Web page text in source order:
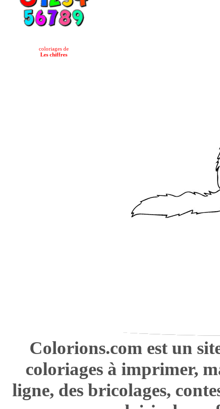
coloriages de
Les chiffres
Colorions.com est un
coloriages à imprimer,
ligne, des bricolages,